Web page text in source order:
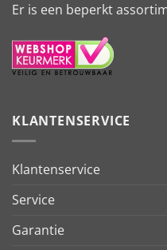
Er is een beperkt
KLANTENSERVICE
Klantenservice
Service
Garantie